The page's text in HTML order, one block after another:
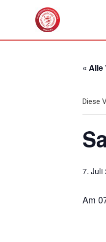
« Alle
Diese
7. Juli
Am